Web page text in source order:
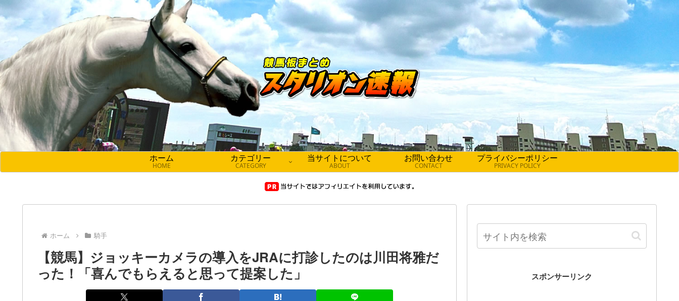
ホーム
HOME
カテゴリー
CATEGORY
当サイトについて
ABOUT
お問い合わせ
CONTACT
プライバシーポリシー
PRIVACY POLICY
ホーム 騎手
【競馬】ジョッキーカメラの導入をJRAに打診したのは川田将雅だ
った！「喜んでもらえると思って提案した」
スポンサーリンク